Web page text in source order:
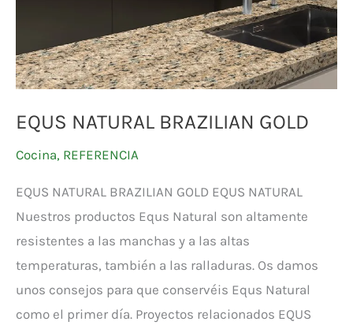
EQUS NATURAL BRAZILIAN GOLD
Cocina, REFERENCIA
EQUS NATURAL BRAZILIAN GOLD EQUS NATURAL
Nuestros productos Equs Natural son altamente
resistentes a las manchas y a las altas
temperaturas, también a las ralladuras. Os damos
unos consejos para que conservéis Equs Natural
como el primer día. Proyectos relacionados EQUS